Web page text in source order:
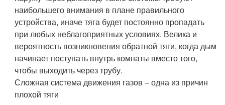
наибольшего внимания в плане правильного
устройства, иначе тяга будет постоянно пропадать
при любых неблагоприятных условиях. Велика и
вероятность возникновения обратной тяги, когда дым
начинает поступать внутрь комнаты вместо того,
чтобы выходить через трубу.
Сложная система движения газов – одна из причин
плохой тяги